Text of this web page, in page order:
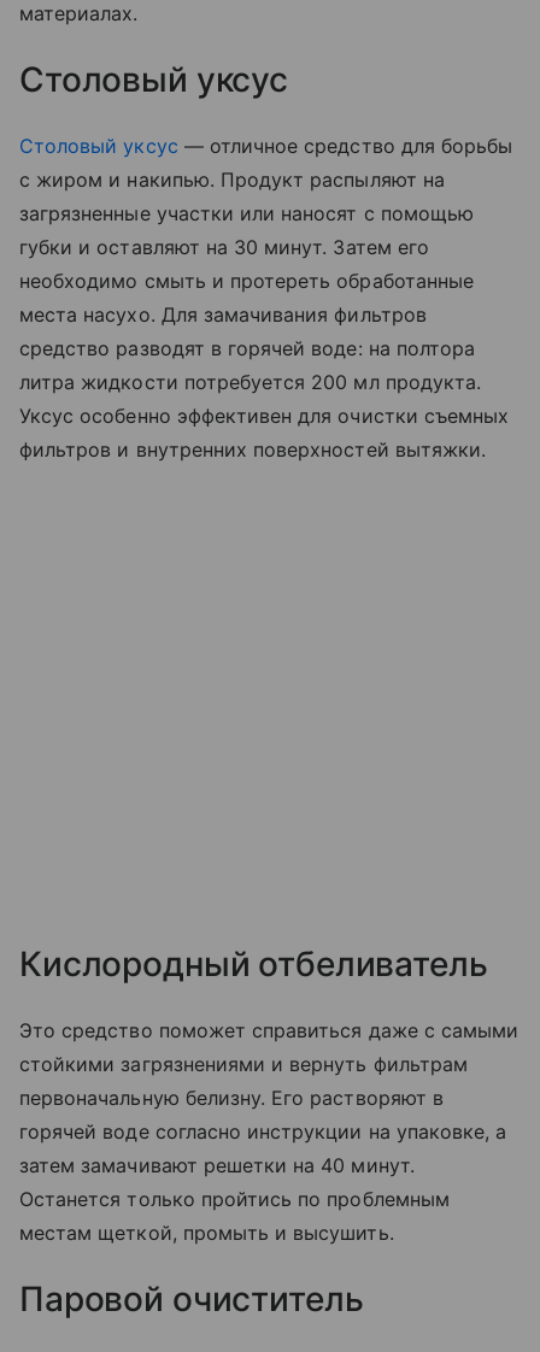
материалах.
Столовый уксус
Столовый уксус — отличное средство для борьбы
с жиром и накипью. Продукт распыляют на
загрязненные участки или наносят с помощью
губки и оставляют на 30 минут. Затем его
необходимо смыть и протереть обработанные
места насухо. Для замачивания фильтров
средство разводят в горячей воде: на полтора
литра жидкости потребуется 200 мл продукта.
Уксус особенно эффективен для очистки съемных
фильтров и внутренних поверхностей вытяжки.
Кислородный отбеливатель
Это средство поможет справиться даже с самыми
стойкими загрязнениями и вернуть фильтрам
первоначальную белизну. Его растворяют в
горячей воде согласно инструкции на упаковке, а
затем замачивают решетки на 40 минут.
Останется только пройтись по проблемным
местам щеткой, промыть и высушить.
Паровой очиститель